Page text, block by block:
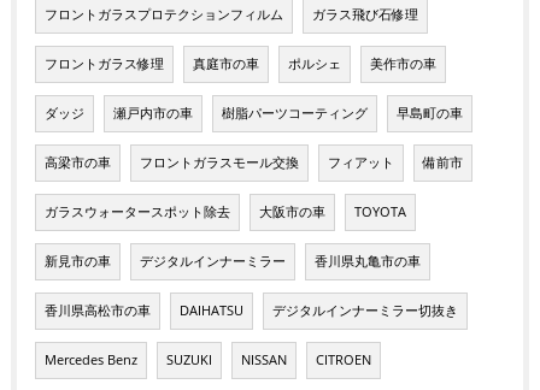
フロントガラスプロテクションフィルム ガラス飛び石修理
フロントガラス修理 真庭市の車 ポルシェ 美作市の車
ダッジ 瀬戸内市の車 樹脂パーツコーティング 早島町の車
高梁市の車 フロントガラスモール交換 フィアット 備前市
ガラスウォータースポット除去 大阪市の車 TOYOTA
新見市の車 デジタルインナーミラー 香川県丸亀市の車
香川県高松市の車 DAIHATSU デジタルインナーミラー切抜き
Mercedes Benz SUZUKI NISSAN CITROEN